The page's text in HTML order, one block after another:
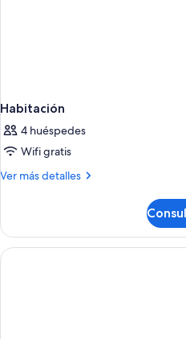
Habitación
4 huéspedes
Wifi gratis
Ver más detalles
Más